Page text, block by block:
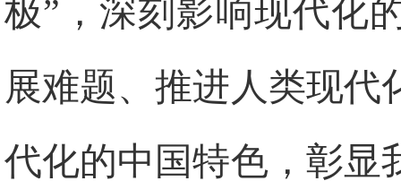
极”，深刻影响现代化
展难题、推进人类现代
代化的中国特色，彰显